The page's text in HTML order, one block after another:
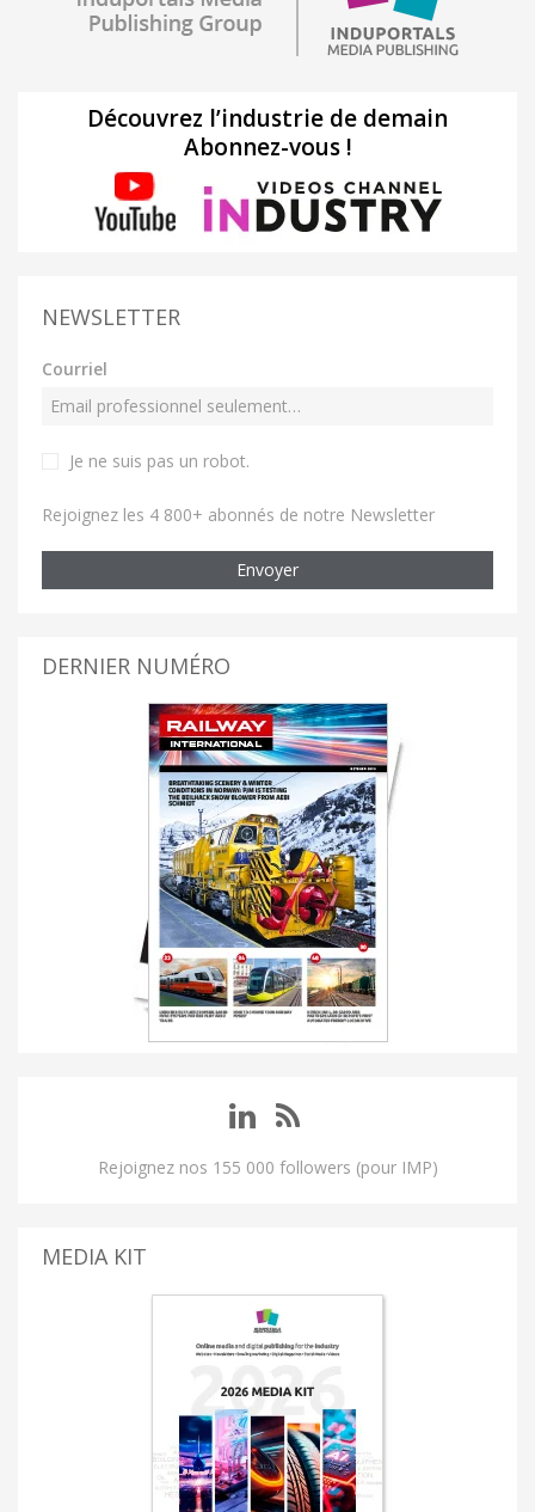
Découvrez l’industrie de demain
Abonnez-vous !
NEWSLETTER
Courriel
Je ne suis pas un robot.
Rejoignez les 4 800+ abonnés de notre Newsletter
Envoyer
DERNIER NUMÉRO
Rejoignez nos 155 000 followers (pour IMP)
MEDIA KIT